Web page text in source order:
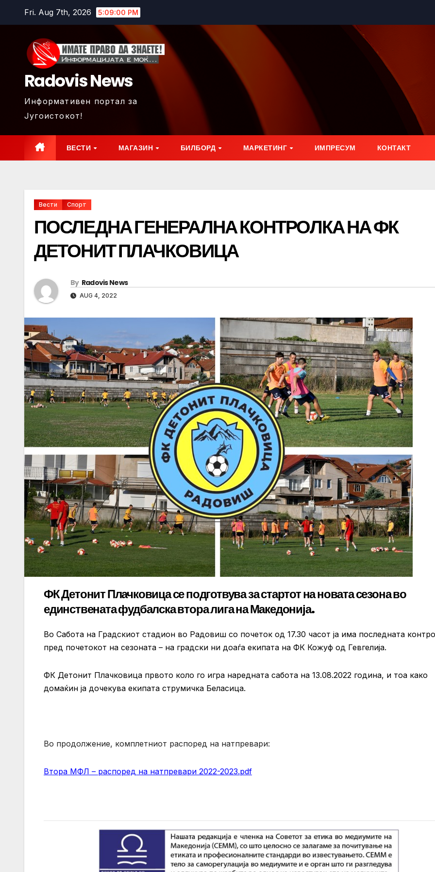
Fri. Aug 7th, 2026 5:09:02 PM
Radovis News
Информативен портал за
Југоистокот!
ВЕСТИ МАГАЗИН БИЛБОРД МАРКЕТИНГ ИМПРЕСУМ КОНТАКТ
Вести Спорт
ПОСЛЕДНА ГЕНЕРАЛНА КОНТРОЛКА НА ФК
ДЕТОНИТ ПЛАЧКОВИЦА
By Radovis News
AUG 4, 2022
ФК Детонит Плачковица се подготвува за стартот на новата сезона во
единствената фудбалска втора лига на Македонија.
Во Сабота на Градскиот стадион во Радовиш со почеток од 17.30 часот ја има последната
пред почетокот на сезоната – на градски ни доаѓа екипата на ФК Кожуф од Гевгелија.
ФК Детонит Плачковица првото коло го игра наредната сабота на 13.08.2022 година, и тоа како
домаќин ја дочекува екипата струмичка Беласица.
Во продолжение, комплетниот распоред на натпревари:
Втора МФЛ – распоред на натпревари 2022-2023.pdf